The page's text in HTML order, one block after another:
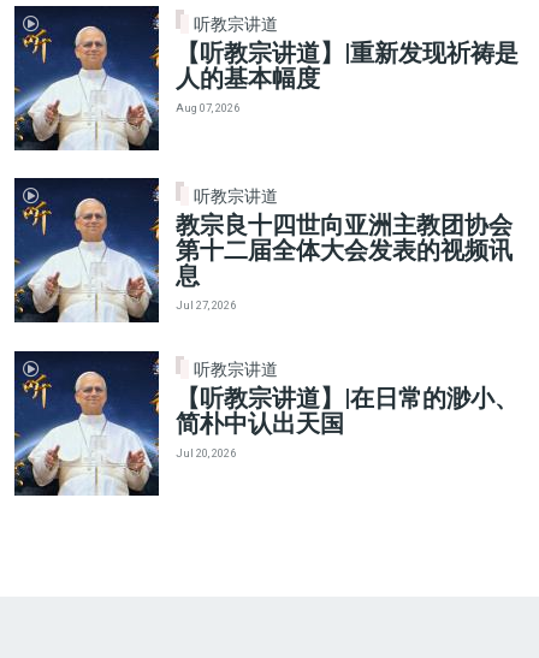
听教宗讲道
【听教宗讲道】|重新发现祈祷是
人的基本幅度
Aug 07, 2026
听教宗讲道
教宗良十四世向亚洲主教团协会
第十二届全体大会发表的视频讯
息
Jul 27, 2026
听教宗讲道
【听教宗讲道】|在日常的渺小、
简朴中认出天国
Jul 20, 2026